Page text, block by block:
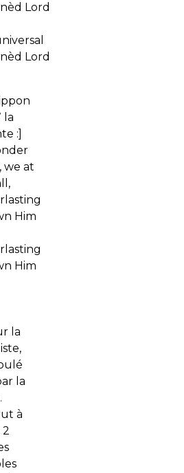
Lord
Lord
la
:]
we at
Him
Him
la
la
à